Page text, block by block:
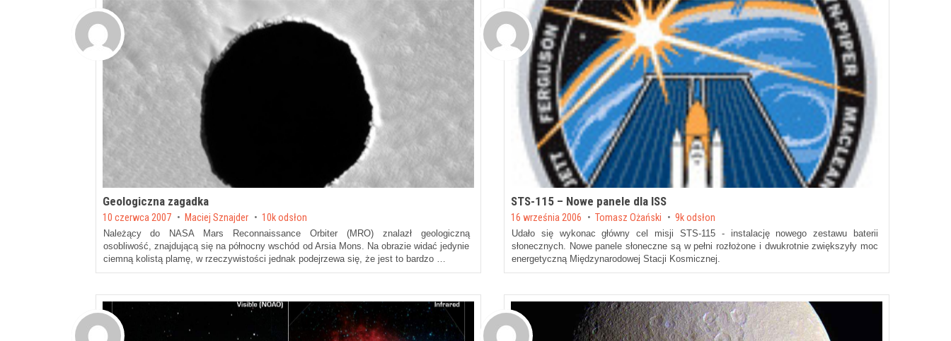
Geologiczna zagadka
Posted on
10 czerwca 2007 by Maciej Sznajder 10k odsłon
Należący do NASA Mars Reconnaissance Orbiter (MRO) znalazł geologiczną
osobliwość, znajdującą się na północny wschód od Arsia Mons. Na obrazie widać jedynie
ciemną kolistą plamę, w rzeczywistości jednak podejrzewa się, że jest to bardzo …
STS-115 – Nowe panele dla ISS
Posted on
16 września 2006 byTomasz Ożański 9k odsłon
Udało się wykonac główny cel misji STS-115 - instalację nowego zestawu baterii
słonecznych. Nowe panele słoneczne są w pełni rozłożone i dwukrotnie zwiększyły moc
energetyczną Międzynarodowej Stacji Kosmicznej.